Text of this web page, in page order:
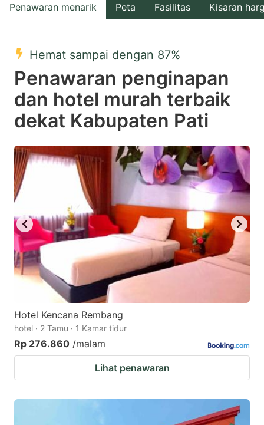
the
select
a
date.
Press
question
mark
get
the
keyboard
shortcuts
for
changing
dates.
the
select
a
date.
Press
question
mark
key
to
get
the
keyboard
shortcuts
Penawaran menarik Peta Fasilitas Kisaran
Hemat sampai dengan 87%
Penawaran penginapan
dan hotel murah terbaik
dekat Kabupaten Pati
Hotel Kencana Rembang
hotel · 2 Tamu · 1 Kamar tidur
Rp 276.860 /malam
Lihat penawaran